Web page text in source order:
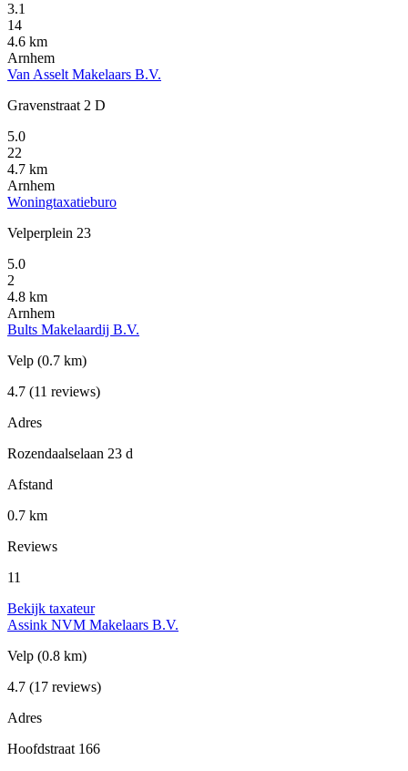
3.1
14
4.6 km
Arnhem
Van Asselt Makelaars B.V.
Gravenstraat 2 D
5.0
22
4.7 km
Arnhem
Woningtaxatieburo
Velperplein 23
5.0
2
4.8 km
Arnhem
Bults Makelaardij B.V.
Velp (0.7 km)
4.7 (11 reviews)
Adres
Rozendaalselaan 23 d
Afstand
0.7 km
Reviews
11
Bekijk taxateur
Assink NVM Makelaars B.V.
Velp (0.8 km)
4.7 (17 reviews)
Adres
Hoofdstraat 166